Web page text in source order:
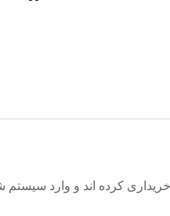
کرده اند و وارد سیستم